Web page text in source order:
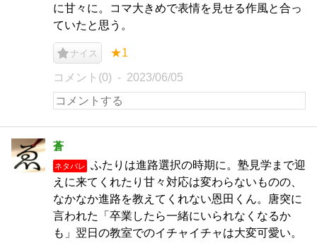
に甘々に。コマ大きめで表情を見せる作風と合っ
ていたと思う。
ナイス ★1
コメント(0) 2023/06/05
蒼
ネタバレ
ふたりは進路選択の時期に。塾見学まで迎
えに来てくれたり甘々対応は変わらないものの、
なかなか進路を教えてくれない恩田くん。唐突に
言われた「卒業したら一緒にいられなくなるか
も」翌日の教室でのイチャイチャは大変可愛い。